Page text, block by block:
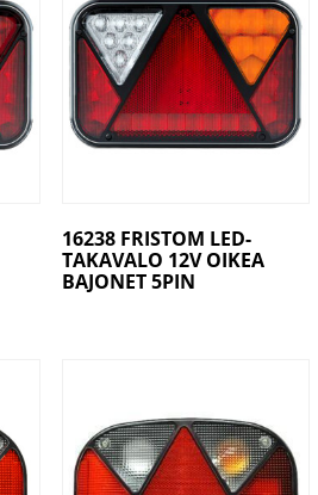
16238 FRISTOM LED-
TAKAVALO 12V OIKEA
BAJONET 5PIN